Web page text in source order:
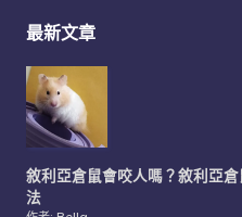
最新文章
敘利亞倉鼠會咬人嗎？敘利亞
法